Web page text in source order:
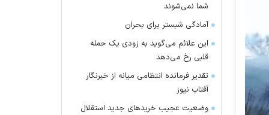
شما نمی‌شوند
آمادگی شبستر برای بحران
این علائم می‌گوید به زودی یک حمله
قلبی رخ می‌دهد
تقدیر فرمانده انتظامی میانه از خبرنگار
آفتاب نیوز
وضعیت عجیب خرید‌های جدید استقلال